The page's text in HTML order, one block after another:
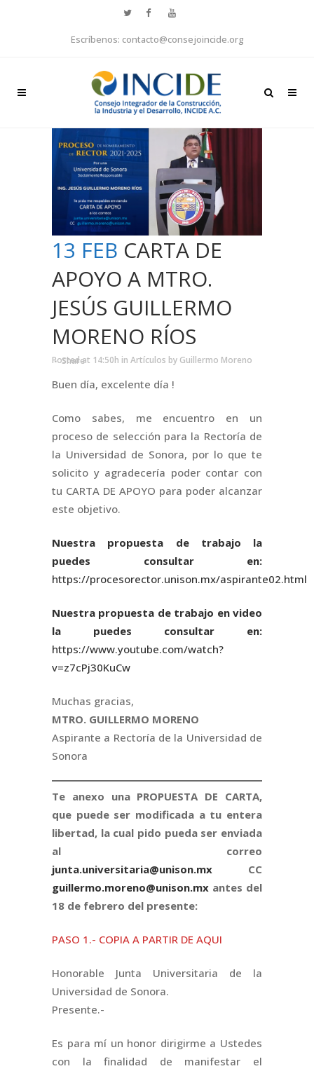
Escríbenos: contacto@consejoincide.org
13 FEB CARTA DE
APOYO A MTRO.
JESÚS GUILLERMO
MORENO RÍOS
Posted at 14:50h in Artículos by Guillermo Moreno
Share
Buen día, excelente día !
Como sabes, me encuentro en un
proceso de selección para la Rectoría de
la Universidad de Sonora, por lo que te
solicito y agradecería poder contar con
tu CARTA DE APOYO para poder alcanzar
este objetivo.
Nuestra propuesta de trabajo la
puedes consultar en:
https://procesorector.unison.mx/aspirante02.html
Nuestra propuesta de trabajo en video
la puedes consultar en:
https://www.youtube.com/watch?
v=z7cPj30KuCw
Muchas gracias,
MTRO. GUILLERMO MORENO
Aspirante a Rectoría de la Universidad de
Sonora
Te anexo una PROPUESTA DE CARTA,
que puede ser modificada a tu entera
libertad, la cual pido pueda ser enviada
al correo
junta.universitaria@unison.mx CC
guillermo.moreno@unison.mx antes del
18 de febrero del presente:
PASO 1.- COPIA A PARTIR DE AQUI
Honorable Junta Universitaria de la
Universidad de Sonora.
Presente.-
Es para mí un honor dirigirme a Ustedes
con la finalidad de manifestar el